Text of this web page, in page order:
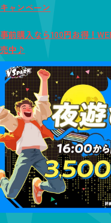
キャンペーン
事前購入なら100円お得！
売中♪